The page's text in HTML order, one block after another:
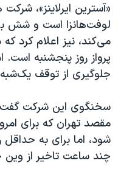
«آسترین ایرلاینز»،
لوفت‌هانزا است و شش
می‌کند، نیز اعلام کرد
پرواز روز پنجشنبه است.
جلوگیری از توقف
سخنگوی این شرکت
مقصد تهران که برای
شود، اما برای به حداقل
چند ساعت تاخیر از